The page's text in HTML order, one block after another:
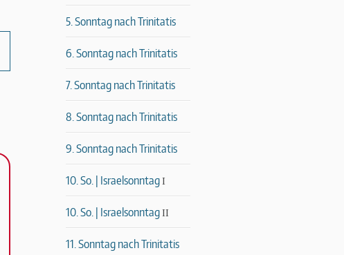
5. Sonntag nach Trinitatis
6. Sonntag nach Trinitatis
7. Sonntag nach Trinitatis
8. Sonntag nach Trinitatis
9. Sonntag nach Trinitatis
10. So. | IsraelsonntagI
10. So. | IsraelsonntagII
11. Sonntag nach Trinitatis